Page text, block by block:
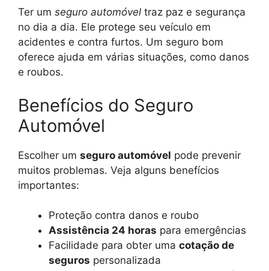
Ter um seguro automóvel traz paz e segurança
no dia a dia. Ele protege seu veículo em
acidentes e contra furtos. Um seguro bom
oferece ajuda em várias situações, como danos
e roubos.
Benefícios do Seguro
Automóvel
Escolher um seguro automóvel pode prevenir
muitos problemas. Veja alguns benefícios
importantes:
Proteção contra danos e roubo
Assistência 24 horas para emergências
Facilidade para obter uma cotação de
seguros personalizada